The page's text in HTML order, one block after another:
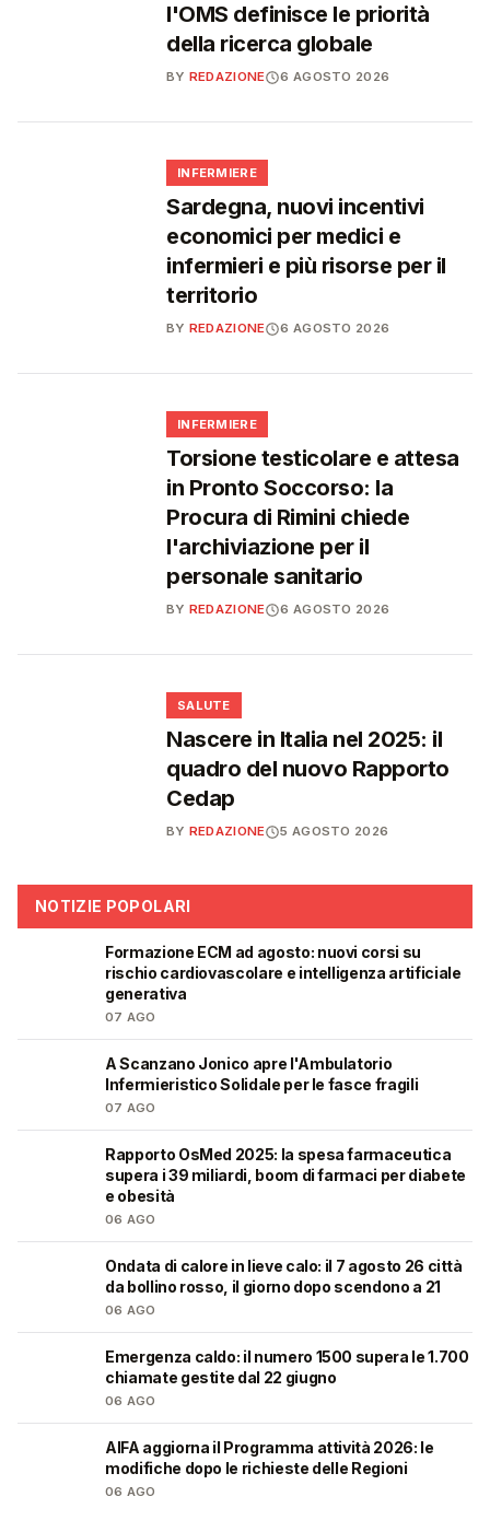
l'OMS definisce le priorità
della ricerca globale
BY REDAZIONE 6 AGOSTO 2026
INFERMIERE
Sardegna, nuovi incentivi
economici per medici e
infermieri e più risorse per il
territorio
BY REDAZIONE 6 AGOSTO 2026
INFERMIERE
Torsione testicolare e attesa
in Pronto Soccorso: la
Procura di Rimini chiede
l'archiviazione per il
personale sanitario
BY REDAZIONE 6 AGOSTO 2026
SALUTE
Nascere in Italia nel 2025: il
quadro del nuovo Rapporto
Cedap
BY REDAZIONE 5 AGOSTO 2026
NOTIZIE POPOLARI
Formazione ECM ad agosto: nuovi corsi su
rischio cardiovascolare e intelligenza artificiale
generativa
07 AGO
A Scanzano Jonico apre l'Ambulatorio
Infermieristico Solidale per le fasce fragili
07 AGO
Rapporto OsMed 2025: la spesa farmaceutica
supera i 39 miliardi, boom di farmaci per diabete
e obesità
06 AGO
Ondata di calore in lieve calo: il 7 agosto 26 città
da bollino rosso, il giorno dopo scendono a 21
06 AGO
Emergenza caldo: il numero 1500 supera le 1.700
chiamate gestite dal 22 giugno
06 AGO
AIFA aggiorna il Programma attività 2026: le
modifiche dopo le richieste delle Regioni
06 AGO